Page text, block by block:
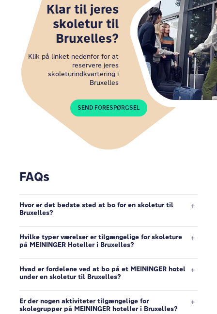
Klar til jeres
skoletur til
Bruxelles?
Klik på linket nedenfor for at
reservere jeres
skoleturindkvartering i
Bruxelles
SEND FORESPØRGSEL
FAQs
Hvor er det bedste sted at bo for en skoletur til
Bruxelles?
Hvilke typer værelser er tilgængelige for skoleture
på MEININGER Hoteller i Bruxelles?
Hvad er fordelene ved at bo på et MEININGER hotel
under en skoletur til Bruxelles?
Er der nogen aktiviteter tilgængelige for
skolegrupper på MEININGER hoteller i Bruxelles?